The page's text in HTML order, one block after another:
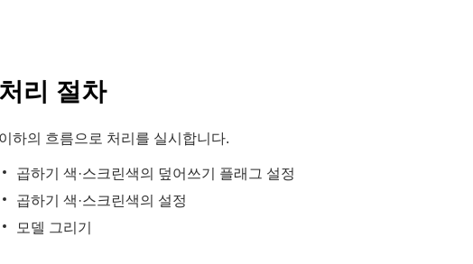
처리 절차
이하의 흐름으로 처리를 실시합니다.
곱하기 색·스크린색의 덮어쓰기 플래그 설정
곱하기 색·스크린색의 설정
모델 그리기